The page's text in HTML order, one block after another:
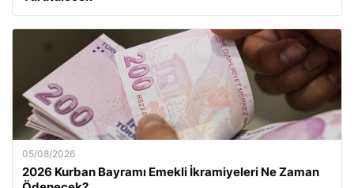
05/08/2026
2026 Kurban Bayramı Emekli İkramiyeleri Ne Zaman